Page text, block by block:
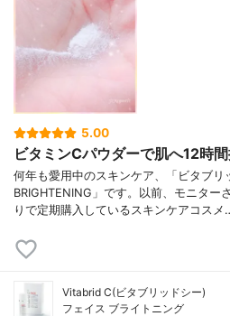
5.00
ビタミンCパウダーで肌へ12時間
何年も愛用中のスキンケア、「ビタブリ
BRIGHTENING」です。以前、モニター
りで定期購入しているスキンケアコスメ
Vitabrid C(ビタブリッドシー)
フェイス ブライトニング